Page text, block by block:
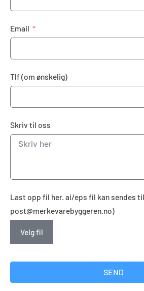
Email
Tlf (om ønskelig)
Skriv til oss
Last opp fil her. ai/eps fil kan sendes til
post@merkevarebyggeren.no)
Velg fil
SEND